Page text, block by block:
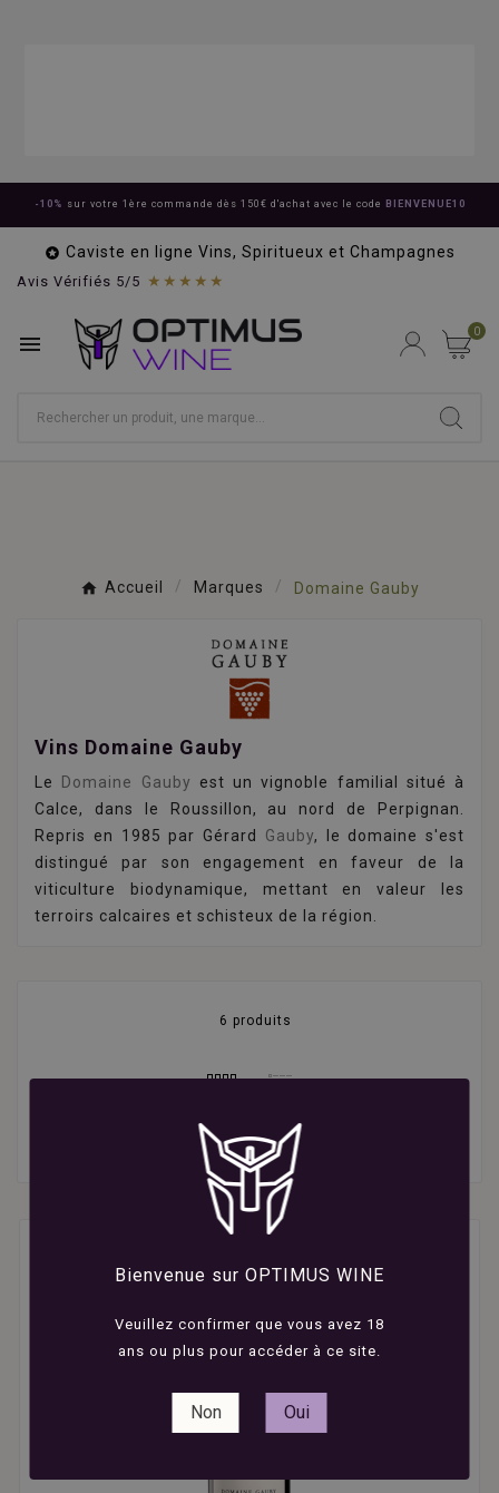
Bienvenue sur OPTIMUS WINE
Veuillez confirmer que vous avez 18
ans ou plus pour accéder à ce site.
Non Oui
-10% sur votre 1ère commande dès 150€ d'achat avec le code BIENVENUE10
 Caviste en ligne Vins, Spiritueux et Champagnes
Avis Vérifiés 5/5 ★★★★★
 0
Accueil Marques Domaine Gauby
Vins Domaine Gauby
Le Domaine Gauby est un vignoble familial situé à
Calce, dans le Roussillon, au nord de Perpignan.
Repris en 1985 par Gérard Gauby, le domaine s'est
distingué par son engagement en faveur de la
viticulture biodynamique, mettant en valeur les
terroirs calcaires et schisteux de la région.
6 produits